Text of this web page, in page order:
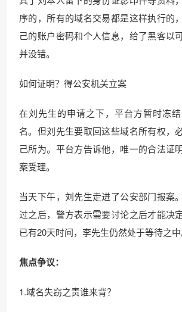
序的，所有的域名交易都是这样执行的
己的账户密码和个人信息，给了黑客以
并没错。
如何证明？得公安机关立案
在刘先生的申请之下，平台方暂时冻
名。但刘先生要取回这些域名所有权，
己所为。平台方告诉他，唯一的合法证
案受理。
当天下午，刘先生走进了公安部门报案
过之后，警方表示需要讨论之后才能决
已有20天时间，李先生仍然处于等待之中
焦点争议：
1.域名失窃之责谁来背？